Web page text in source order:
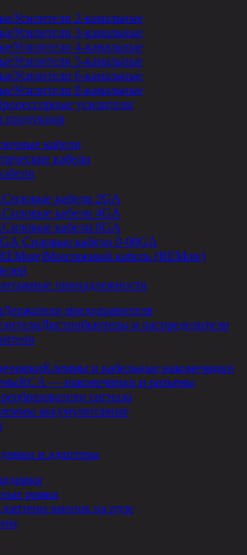
Усилители 2-канальные
Усилители 3-канальные
Усилители 4-канальные
Усилители 5-канальные
Усилители 6-канальные
Усилители 8-канальные
усилители
продукция
кабели
кабели
Силовые кабели 2GA
Силовые кабели 4GA
Силовые кабели 8GA
Силовые кабели 0-00GA
Монтажный кабель (REMote)
принадлежности
Держатели предохранителя
Дистрибьютеры и распределители
Клеммы и кабельные наконечники
RCA — наконечники и разъемы
сигнала
аккумуляторные
и адаптеры
рамки
кнопок на руле